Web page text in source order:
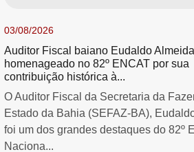
03/08/2026
Auditor Fiscal baiano Eudaldo
homenageado no 82º ENCAT por sua
contribuição histórica à...
O Auditor Fiscal da Secretaria da
Estado da Bahia (SEFAZ-BA),
foi um dos grandes destaques do 82º
Naciona...